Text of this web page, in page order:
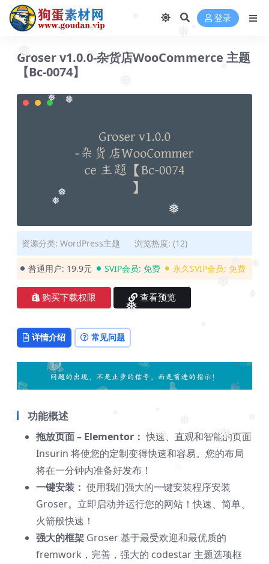
❅
❅
❅
❅
❅
❅
❅
❅
❅
❅
❅
❅
❅
❅
❅
登录
Groser v1.0.0-杂货店WooCommerce 主题
【Bc-0074】
资源分类: WordPress主题 浏览热度: (12)
普通用户: 19.9元 SVIP会员: 免费 永久SVIP会员: 免费
购买下载权限 查看预览
详情介绍 常见问题
功能概述
拖放页面 – Elementor： 快速、直观和智能的页面
Insurin 将使您的定制变得快速和容易。您的布局
将在一分钟内准备好发布！
一键安装： 使用我们强大的一键安装程序安装
Groser。立即启动并运行您的网站！快速、简单、
火箭般快速！
强大的框架 Groser 基于最受欢迎和最优质的
fremwork，完善，强大的 codestar 主题选项框